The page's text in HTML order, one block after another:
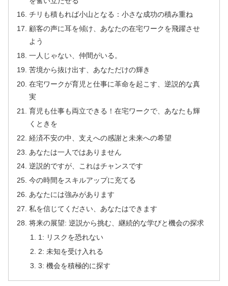
チリも積もれば小山となる：小さな成功の積み重ね
顧客の声に耳を傾け、あなたの在宅ワークを飛躍させ
よう
一人じゃない、仲間がいる。
苦境から抜け出す、あなただけの輝き
在宅ワークが育児と仕事に革命を起こす、逆説的な真
実
育児も仕事も両立できる！在宅ワークで、あなたも輝
くときを
経済不安の中、支えへの感謝と未来への希望
あなたは一人ではありません
逆説的ですが、これはチャンスです
今の時間をスキルアップに充てる
あなたには強みがあります
私を信じてください、あなたはできます
将来の展望: 逆説から挑む、継続的な学びと機会の探求
1: リスクを恐れない
2: 未知を受け入れる
3: 機会を積極的に探す